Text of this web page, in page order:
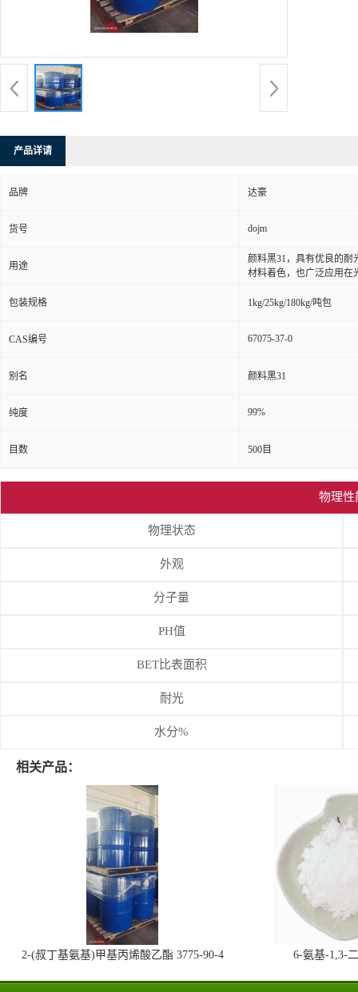
产品详请
品牌 达豪
货号 dojm
用途
颜料黑31，具有优良的
材料着色，也广泛应用在
包装规格 1kg/25kg/180kg/吨包
CAS编号 67075-37-0
别名 颜料黑31
纯度 99%
目数 500目
物理性
物理状态
外观
分子量
PH值
BET比表面积
耐光
水分%
相关产品：
2-(叔丁基氨基)甲基丙烯酸乙酯 3775-90-4 6-氨基-1,3-